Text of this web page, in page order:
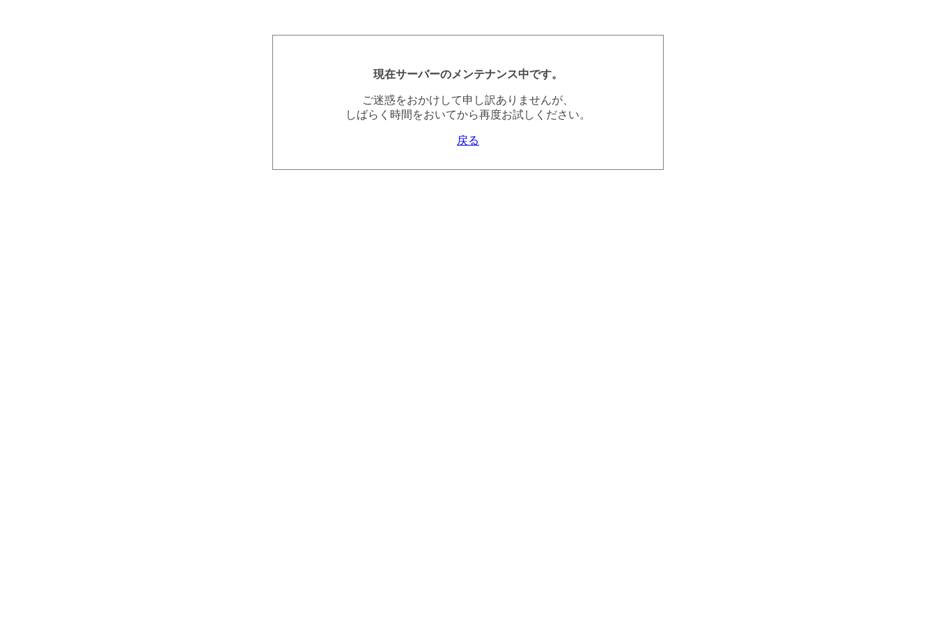
現在サーバーのメンテナンス中です。
ご迷惑をおかけして申し訳ありませんが、
しばらく時間をおいてから再度お試しください。
戻る